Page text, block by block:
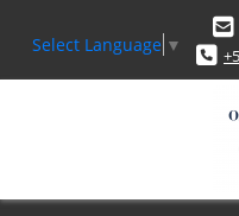
Select Language ▼